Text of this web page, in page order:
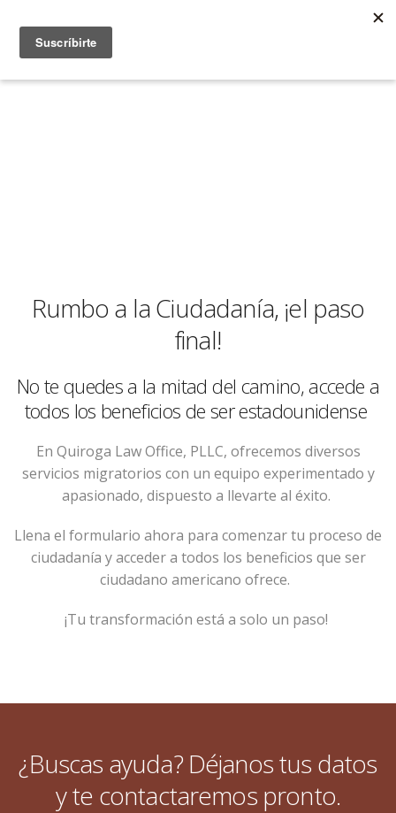
Rumbo a la Ciudadanía, ¡el paso
final!
No te quedes a la mitad del camino, accede a
todos los beneficios de ser estadounidense
En Quiroga Law Office, PLLC, ofrecemos diversos
servicios migratorios con un equipo experimentado y
apasionado, dispuesto a llevarte al éxito.
Llena el formulario ahora para comenzar tu proceso de
ciudadanía y acceder a todos los beneficios que ser
ciudadano americano ofrece.
¡Tu transformación está a solo un paso!
¿Buscas ayuda? Déjanos tus datos
y te contactaremos pronto.